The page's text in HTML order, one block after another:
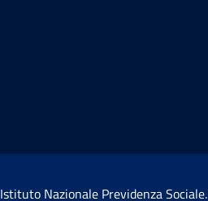
Istituto Nazionale Previdenza Sociale.